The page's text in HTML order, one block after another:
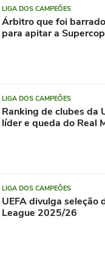
LIGA DOS CAMPEÕES
Árbitro que foi
para apitar a
LIGA DOS CAMPEÕES
Ranking de clubes da
líder e queda do Real
LIGA DOS CAMPEÕES
UEFA divulga seleção
League 2025/26